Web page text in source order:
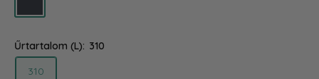
Űrtartalom (L): 310
310